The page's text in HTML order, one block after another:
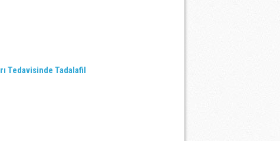
Tedavisinde Tadalafil